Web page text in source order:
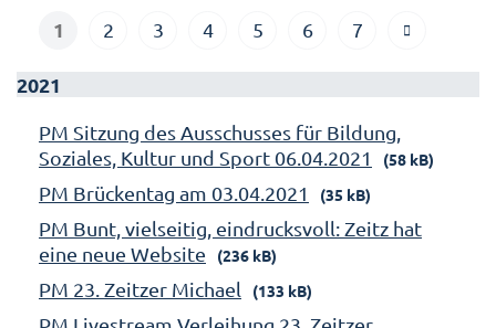
1 2 3 4 5 6 7
2021
PM Sitzung des Ausschusses für Bildung,
Soziales, Kultur und Sport 06.04.2021
(58 kB)
PM Brückentag am 03.04.2021 (35 kB)
PM Bunt, vielseitig, eindrucksvoll: Zeitz hat
eine neue Website
(236 kB)
PM 23. Zeitzer Michael (133 kB)